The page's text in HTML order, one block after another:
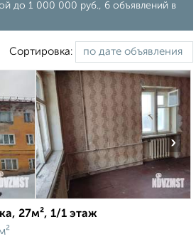
до 1 000 000 руб., 6 объявлений в
Сортировка:
›
27м², 1/1 этаж